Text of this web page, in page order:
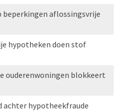
beperkingen aflossingsvrije
hypotheken doen stof
ouderenwoningen blokkeert
achter hypotheekfraude